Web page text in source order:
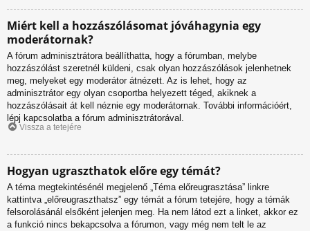
Miért kell a hozzászólásomat jóváhagynia egy
moderátornak?
A fórum adminisztrátora beállíthatta, hogy a fórumban, melybe
hozzászólást szeretnél küldeni, csak olyan hozzászólások jelenhetnek
meg, melyeket egy moderátor átnézett. Az is lehet, hogy az
adminisztrátor egy olyan csoportba helyezett téged, akiknek a
hozzászólásait át kell néznie egy moderátornak. További információért,
lépj kapcsolatba a fórum adminisztrátorával.
Vissza a tetejére
Hogyan ugraszthatok előre egy témát?
A téma megtekintésénél megjelenő „Téma előreugrasztása” linkre
kattintva „előreugraszthatsz” egy témát a fórum tetejére, hogy a témák
felsorolásánál elsőként jelenjen meg. Ha nem látod ezt a linket, akkor ez
a funkció nincs bekapcsolva a fórumon, vagy még nem telt le az